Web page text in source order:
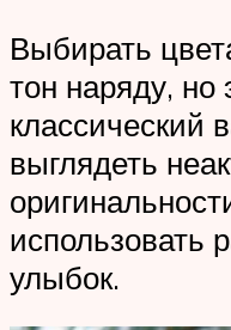
Выбирать
тон наряду, но
классический
выглядеть
использовать
улыбок.